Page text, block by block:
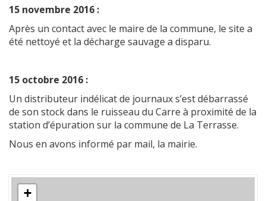
15 novembre 2016 :
Après un contact avec le maire de la commune, le site a
été nettoyé et la décharge sauvage a disparu.
15 octobre 2016 :
Un distributeur indélicat de journaux s’est débarrassé
de son stock dans le ruisseau du Carre à proximité de la
station d’épuration sur la commune de La Terrasse.
Nous en avons informé par mail, la mairie.
+